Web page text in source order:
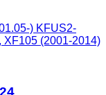
) KFUS2-
XF105 (2001-2014)